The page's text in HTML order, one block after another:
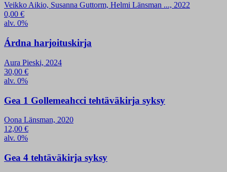
Veikko Aikio, Susanna Guttorm, Helmi Länsman ..., 2022
0,00 €
alv. 0%
Árdna harjoituskirja
Aura Pieski, 2024
30,00 €
alv. 0%
Gea 1 Gollemeahcci tehtäväkirja syksy
Oona Länsman, 2020
12,00 €
alv. 0%
Gea 4 tehtäväkirja syksy